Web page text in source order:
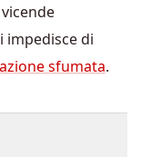
impedisce di
sfumata.